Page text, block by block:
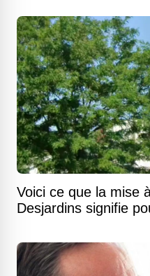
Voici ce que la mise
Desjardins signifie